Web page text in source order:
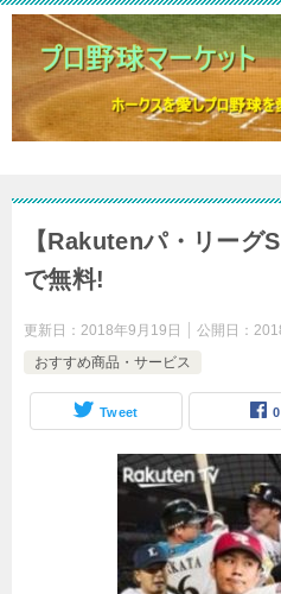
【Rakutenパ・リーグ
で無料!
更新日： 2018年9月19日 公開日：
おすすめ商品・サービス
Tweet 0